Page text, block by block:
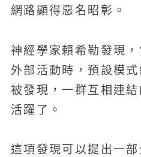
網路顯得惡名昭彰。
神經學家賴希勒發現
外部活動時，預設模
被發現，一群互相連
活躍了。
這項發現可以提出一